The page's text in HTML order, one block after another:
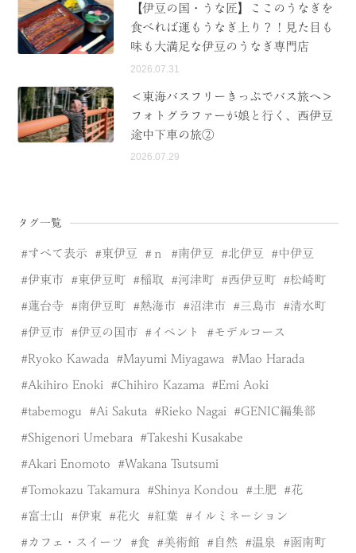
【伊豆の国・うな匠】ここのうなぎを
食べれば運もうなぎ上り？！見た目も
味も大満足な伊豆のうなぎ専門店
2026.07.31
＜東海バスフリーきっぷでバス旅へ＞
フォトグラファーが娘と行く、西伊豆
途中下車の旅②
2026.07.29
タグ一覧
すべて表示 東伊豆 ｎ 南伊豆 北伊豆 中伊豆
伊東市 東伊豆町 稲取 河津町 西伊豆町 松崎町
蓮台寺 南伊豆町 熱海市 沼津市 三島市 清水町
伊豆市 伊豆の国市 イベント モデルコース
Ryoko Kawada Mayumi Miyagawa Mao Harada
Akihiro Enoki Chihiro Kazama Emi Aoki
tabemogu Ai Sakuta Rieko Nagai GENIC編集部
Shigenori Umebara Takeshi Kusakabe
Akari Enomoto Wakana Tsutsumi
Tomokazu Takamura Shinya Kondou 土肥 花
富士山 伊東 花火 紅葉 イルミネーション
カフェ・スイーツ 食 美術館 自然 温泉 函南町